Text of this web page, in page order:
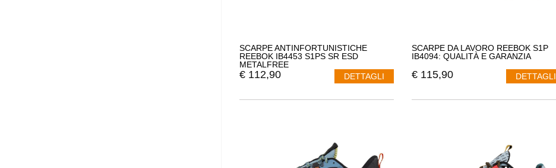
SCARPE ANTINFORTUNISTICHE
REEBOK IB4453 S1PS SR ESD
METALFREE
€ 112,90 DETTAGLI
SCARPE DA LAVORO REEBOK S1P
IB4094: QUALITÀ E GARANZIA
€ 115,90 DETTAGLI